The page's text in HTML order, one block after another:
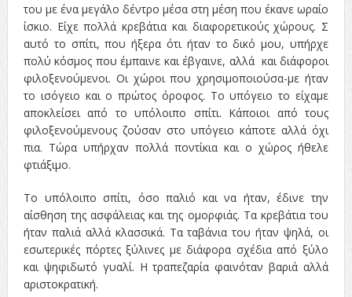
του με ένα μεγάλο δέντρο μέσα στη μέση που έκανε ωραίο
ίσκιο. Είχε πολλά κρεβάτια και διαφορετικούς χώρους. Σ
αυτό το σπίτι, που ήξερα ότι ήταν το δικό μου, υπήρχε
πολύ κόσμος που έμπαινε και έβγαινε, αλλά και διάφοροι
φιλοξενούμενοι. Οι χώροι που χρησιμοποιούσα-με ήταν
το ισόγειο και ο πρώτος όροφος. Το υπόγειο το είχαμε
αποκλείσει από το υπόλοιπο σπίτι. Κάποιοι από τους
φιλοξενούμενους ζούσαν στο υπόγειο κάποτε αλλά όχι
πια. Τώρα υπήρχαν πολλά ποντίκια και ο χώρος ήθελε
φτιάξιμο.
Το υπόλοιπο σπίτι, όσο παλιό και να ήταν, έδινε την
αίσθηση της ασφάλειας και της ομορφιάς. Τα κρεβάτια του
ήταν παλιά αλλά κλασσικά. Τα ταβάνια του ήταν ψηλά, οι
εσωτερικές πόρτες ξύλινες με διάφορα σχέδια από ξύλο
και ψηφιδωτό γυαλί. Η τραπεζαρία φαινόταν βαριά αλλά
αριστοκρατική.